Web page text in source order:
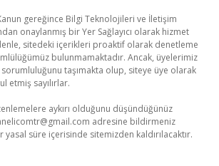
gereğince Bilgi Teknolojileri ve İletişim
onaylanmış bir Yer Sağlayıcı olarak hizmet
sitedeki içerikleri proaktif olarak denetleme
bulunmamaktadır. Ancak, üyelerimiz
sorumluluğunu taşımakta olup, siteye üye olarak
etmiş sayılırlar.
aykırı olduğunu düşündüğünüz
adresine bildirmeniz
süre içerisinde sitemizden kaldırılacaktır.